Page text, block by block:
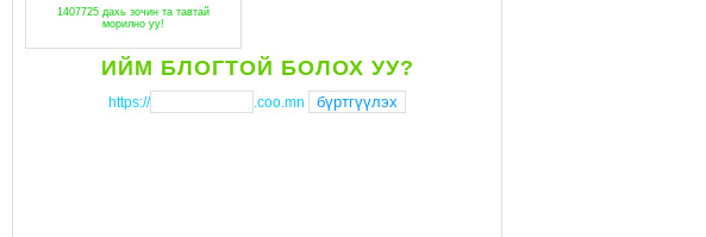
1407725 дахь зочин та тавтай
морилно уу!
ИЙМ БЛОГТОЙ БОЛОХ УУ?
https:// .coo.mn